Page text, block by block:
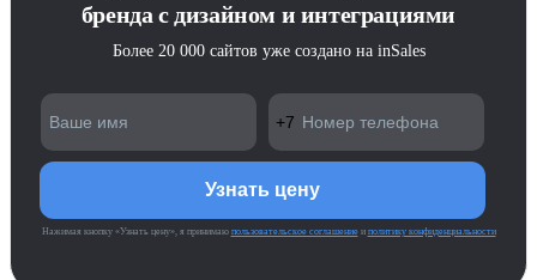
бренда с дизайном и интеграциями
Более 20 000 сайтов уже создано на inSales
Нажимая кнопку «Узнать цену», я принимаю пользовательское соглашениеи политику конфиденциальности